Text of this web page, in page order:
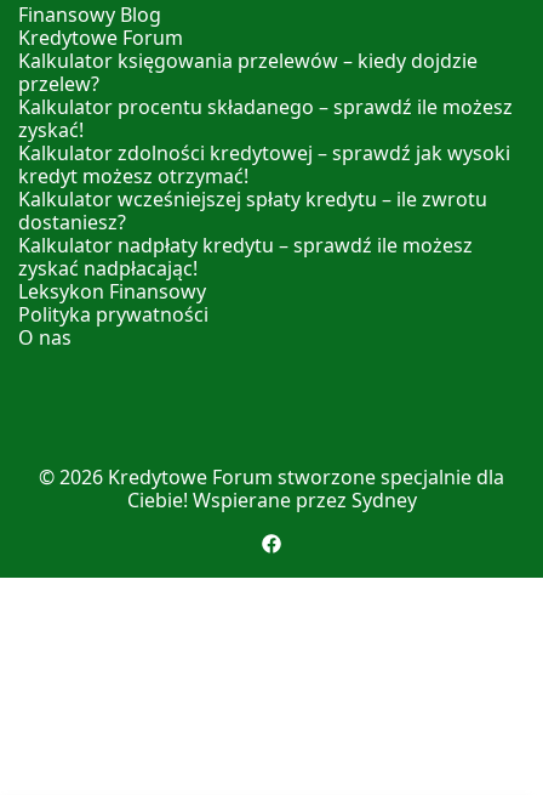
Finansowy Blog
Kredytowe Forum
Kalkulator księgowania przelewów – kiedy dojdzie
przelew?
Kalkulator procentu składanego – sprawdź ile możesz
zyskać!
Kalkulator zdolności kredytowej – sprawdź jak wysoki
kredyt możesz otrzymać!
Kalkulator wcześniejszej spłaty kredytu – ile zwrotu
dostaniesz?
Kalkulator nadpłaty kredytu – sprawdź ile możesz
zyskać nadpłacając!
Leksykon Finansowy
Polityka prywatności
O nas
© 2026 Kredytowe Forum stworzone specjalnie dla
Ciebie! Wspierane przez Sydney